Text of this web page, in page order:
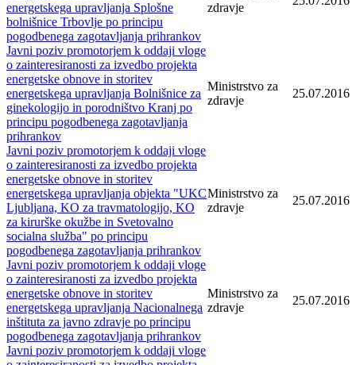
energetskega upravljanja Splošne
bolnišnice Trbovlje po principu
pogodbenega zagotavljanja prihrankov
zdravje
Javni poziv promotorjem k oddaji vloge
o zainteresiranosti za izvedbo projekta
energetske obnove in storitev
energetskega upravljanja Bolnišnice za
ginekologijo in porodništvo Kranj po
principu pogodbenega zagotavljanja
prihrankov
Ministrstvo za
zdravje
25.07.2016
Javni poziv promotorjem k oddaji vloge
o zainteresiranosti za izvedbo projekta
energetske obnove in storitev
energetskega upravljanja objekta "UKC
Ljubljana, KO za travmatologijo, KO
za kirurške okužbe in Svetovalno
socialna služba" po principu
pogodbenega zagotavljanja prihrankov
Ministrstvo za
zdravje
25.07.2016
Javni poziv promotorjem k oddaji vloge
o zainteresiranosti za izvedbo projekta
energetske obnove in storitev
energetskega upravljanja Nacionalnega
inštituta za javno zdravje po principu
pogodbenega zagotavljanja prihrankov
Ministrstvo za
zdravje
25.07.2016
Javni poziv promotorjem k oddaji vloge